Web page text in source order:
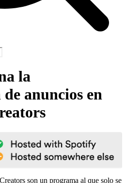
la
anuncios en
son un programa al que solo se